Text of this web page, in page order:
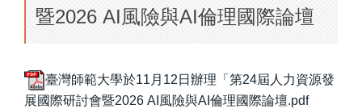
暨2026 AI風險與AI倫理國際論壇
臺灣師範大學於11月12日辦理「第24屆人力資源發
展國際研討會暨2026 AI風險與AI倫理國際論壇.pdf